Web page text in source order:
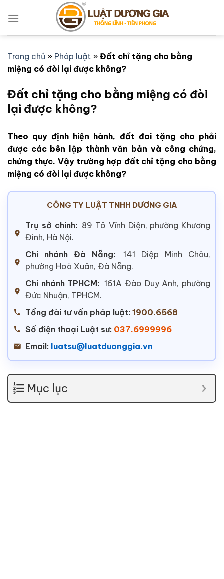
qua
Trang chủ » Pháp luật » Đất chỉ tặng cho bằng
miệng có đòi lại được không?
Đất chỉ tặng cho bằng miệng có đòi
lại được không?
Theo quy định hiện hành, đất đai tặng cho phải
được các bên lập thành văn bản và công chứng,
chứng thực. Vậy trường hợp đất chỉ tặng cho bằng
miệng có đòi lại được không?
CÔNG TY LUẬT TNHH DƯƠNG GIA
Trụ sở chính: 89 Tô Vĩnh Diện, phường Khương
Đình, Hà Nội.
Chi nhánh Đà Nẵng:
141 Diệp Minh Châu,
phường Hoà Xuân, Đà Nẵng.
Chi nhánh TPHCM: 161A Đào Duy Anh, phường
Đức Nhuận, TPHCM.
Tổng đài tư vấn pháp luật: 1900.6568
Số điện thoại Luật sư: 037.6999996
Email: luatsu@luatduonggia.vn
Mục lục